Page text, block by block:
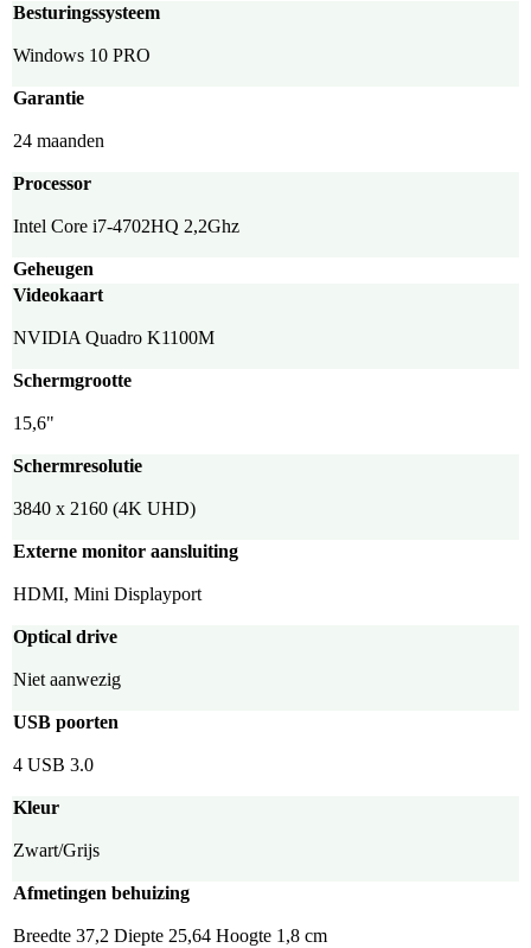
Besturingssysteem
Windows 10 PRO
Garantie
24 maanden
Processor
Intel Core i7-4702HQ 2,2Ghz
Geheugen
Videokaart
NVIDIA Quadro K1100M
Schermgrootte
15,6"
Schermresolutie
3840 x 2160 (4K UHD)
Externe monitor aansluiting
HDMI, Mini Displayport
Optical drive
Niet aanwezig
USB poorten
4 USB 3.0
Kleur
Zwart/Grijs
Afmetingen behuizing
Breedte 37,2 Diepte 25,64 Hoogte 1,8 cm